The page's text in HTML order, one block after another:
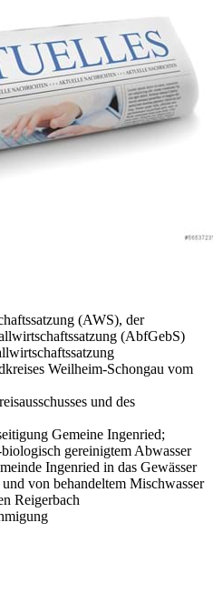
(AWS), der
(AbfGebS)
Weilheim-Schongau vom
und des
Gemeine Ingenried;
gereinigtem Abwasser
Ingenried in das Gewässer
von behandeltem Mischwasser
Reigerbach